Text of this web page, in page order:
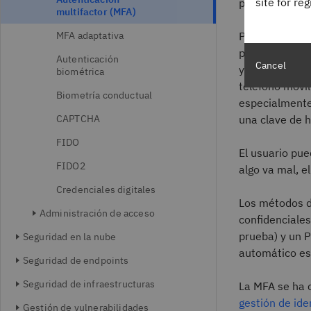
multifactor (MFA)
MFA adaptativa
Autenticación
biométrica
Biometría conductual
CAPTCHA
FIDO
FIDO2
Credenciales digitales
Administración de acceso
Seguridad en la nube
Seguridad de endpoints
Seguridad de infraestructuras
Gestión de vulnerabilidades
pruebas, pero
Por ejemplo,
posible que
y un código
teléfono
una clave de
El usuario
algo va mal,
Los métodos
prueba) y un
automático
La MFA se
gestión de
Cancel